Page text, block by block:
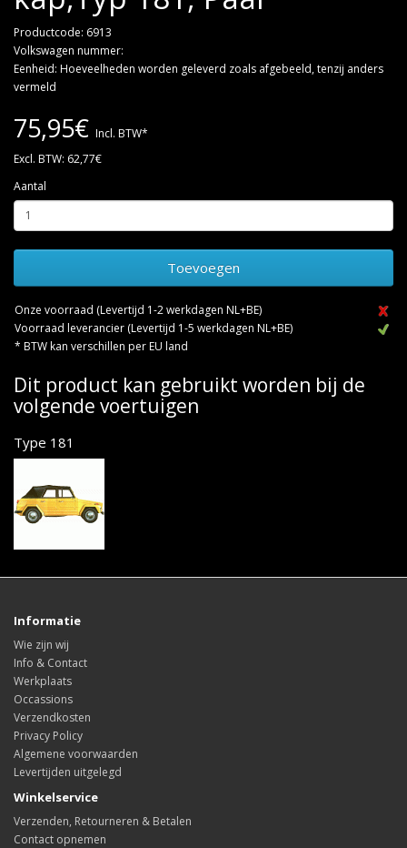
Productcode: 6913
Volkswagen nummer:
Eenheid: Hoeveelheden worden geleverd zoals afgebeeld, tenzij anders
vermeld
75,95€ Incl. BTW*
Excl. BTW: 62,77€
Aantal
Toevoegen
Onze voorraad (Levertijd 1-2 werkdagen NL+BE)
Voorraad leverancier (Levertijd 1-5 werkdagen NL+BE)
* BTW kan verschillen per EU land
Dit product kan gebruikt worden bij de
volgende voertuigen
Type 181
Informatie
Wie zijn wij
Info & Contact
Werkplaats
Occassions
Verzendkosten
Privacy Policy
Algemene voorwaarden
Levertijden uitgelegd
Winkelservice
Verzenden, Retourneren & Betalen
Contact opnemen